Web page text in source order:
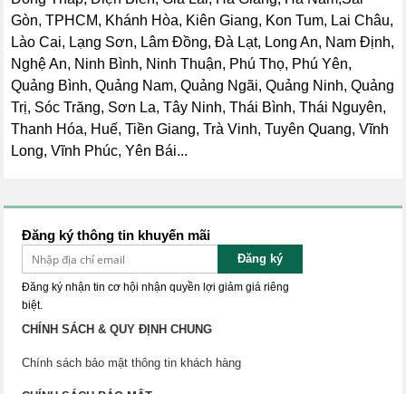
Gòn, TPHCM, Khánh Hòa, Kiên Giang, Kon Tum, Lai Châu,
Lào Cai, Lạng Sơn, Lâm Đồng, Đà Lạt, Long An, Nam Định,
Nghệ An, Ninh Bình, Ninh Thuận, Phú Thọ, Phú Yên,
Quảng Bình, Quảng Nam, Quảng Ngãi, Quảng Ninh, Quảng
Trị, Sóc Trăng, Sơn La, Tây Ninh, Thái Bình, Thái Nguyên,
Thanh Hóa, Huế, Tiền Giang, Trà Vinh, Tuyên Quang, Vĩnh
Long, Vĩnh Phúc, Yên Bái...
Đăng ký thông tin khuyến mãi
Đăng ký
Đăng ký nhận tin cơ hội nhận quyền lợi giảm giá riêng
biệt.
CHÍNH SÁCH & QUY ĐỊNH CHUNG
Chính sách bảo mật thông tin khách hàng